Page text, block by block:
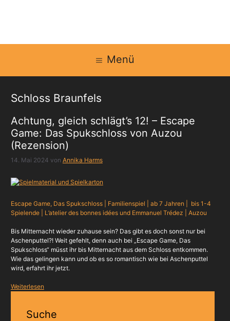
Menü
Schloss Braunfels
Achtung, gleich schlägt’s 12! – Escape
Game: Das Spukschloss von Auzou
(Rezension)
14. Mai 2024 von Annika Harms
Escape Game, Das Spukschloss | Familienspiel | ab 7 Jahren | bis 1-4
Spielende | L’atelier des bonnes idées und Emmanuel Trédez | Auzou
Bis Mitternacht wieder zuhause sein? Das gibt es doch sonst nur bei
Aschenputtel?! Weit gefehlt, denn auch bei „Escape Game, Das
Spukschloss“ müsst ihr bis Mitternacht aus dem Schloss entkommen.
Wie das gelingen kann und ob es so romantisch wie bei Aschenputtel
wird, erfahrt ihr jetzt.
Weiterlesen
Suche